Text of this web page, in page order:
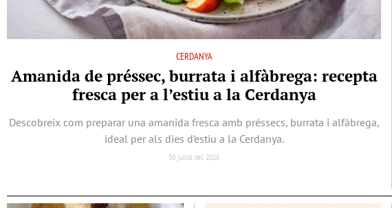
CERDANYA
Amanida de préssec, burrata i alfàbrega: recepta
fresca per a l’estiu a la Cerdanya
Descobreix com preparar una amanida fresca amb préssecs, burrata i alfàbrega,
ideal per als dies d’estiu a la Cerdanya.
30 juliol del 2026